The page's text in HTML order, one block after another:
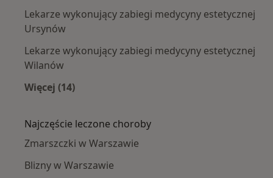
Lekarze wykonujący zabiegi medycyny estetycznej
Ursynów
Lekarze wykonujący zabiegi medycyny estetycznej
Wilanów
Więcej (14)
Najczęście leczone choroby
Zmarszczki w Warszawie
Blizny w Warszawie